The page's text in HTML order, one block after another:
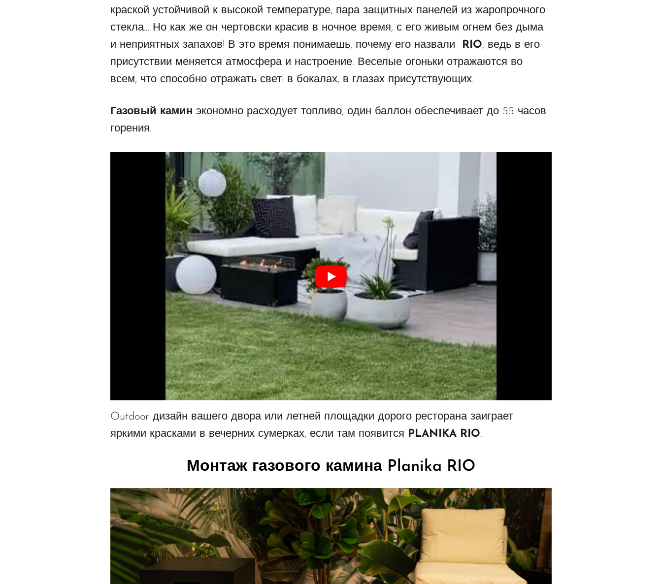
краской устойчивой к высокой температуре, пара защитных панелей из жаропрочного
стекла… Но как же он чертовски красив в ночное время, с его живым огнем без дыма
и неприятных запахов! В это время понимаешь, почему его назвали RIO, ведь в его
присутствии меняется атмосфера и настроение. Веселые огоньки отражаются во
всем, что способно отражать свет: в бокалах, в глазах присутствующих.
Газовый камин экономно расходует топливо, один баллон обеспечивает до 55 часов
горения.
Outdoor дизайн вашего двора или летней площадки дорого ресторана заиграет
яркими красками в вечерних сумерках, если там появится PLANIKA RIO.
Монтаж газового камина Planika RIO